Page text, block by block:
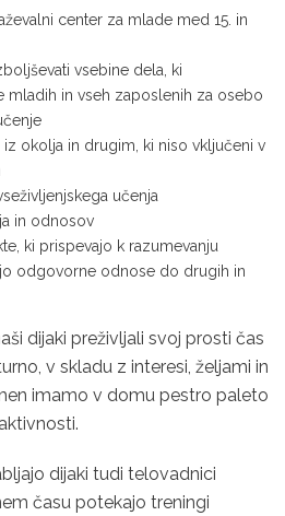
center za mlade med 15. in
vsebine dela, ki
mladih in vseh zaposlenih za osebo
okolja in drugim, ki niso vključeni v
učenja
in odnosov
ki prispevajo k razumevanju
odgovorne odnose do drugih in
dijaki preživljali svoj prosti čas
v skladu z interesi, željami in
imamo v domu pestro paleto
dijaki tudi telovadnici
času potekajo treningi